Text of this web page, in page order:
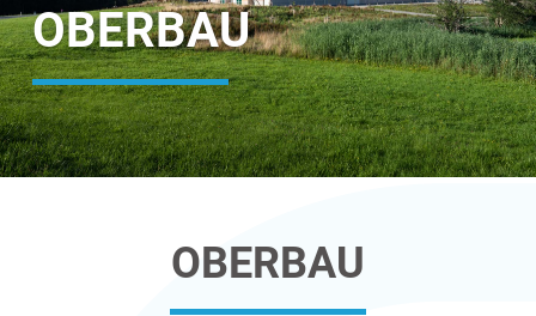
OBERBAU
OBERBAU